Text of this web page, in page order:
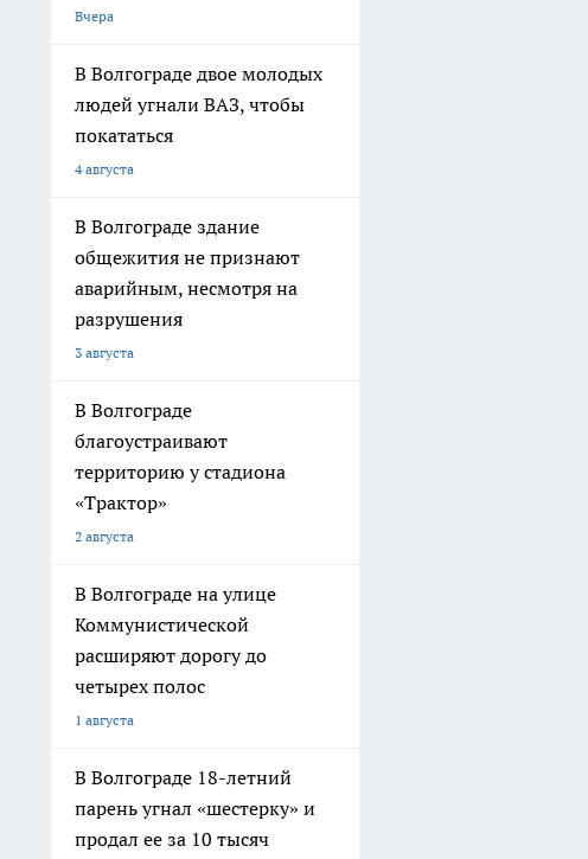
Вчера
В Волгограде двое молодых
людей угнали ВАЗ, чтобы
покататься
4 августа
В Волгограде здание
общежития не признают
аварийным, несмотря на
разрушения
3 августа
В Волгограде
благоустраивают
территорию у стадиона
«Трактор»
2 августа
В Волгограде на улице
Коммунистической
расширяют дорогу до
четырех полос
1 августа
В Волгограде 18-летний
парень угнал «шестерку» и
продал ее за 10 тысяч